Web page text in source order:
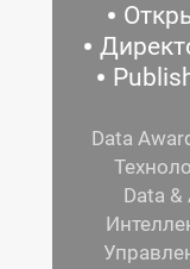
Data
Data &